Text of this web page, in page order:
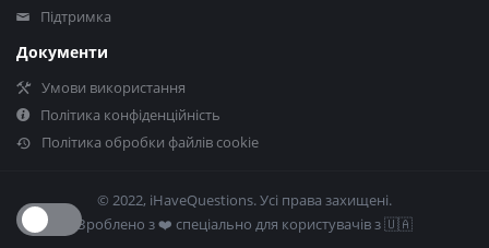
Підтримка
Документи
Умови використання
Політика конфіденційність
Політика обробки файлів cookie
© 2022, iHaveQuestions. Усі права захищені.
Зроблено з ❤️​ спеціально для користувачів з 🇺🇦​